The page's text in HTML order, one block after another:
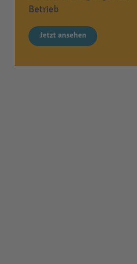
Betrieb
Jetzt ansehen